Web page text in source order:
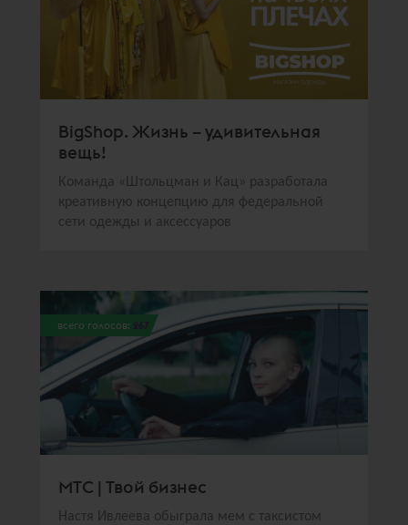
BigShop. Жизнь – удивительная
вещь!
Команда «Штольцман и Кац» разработала
креативную концепцию для федеральной
сети одежды и аксессуаров
всего голосов: 267
МТС | Твой бизнес
Настя Ивлеева обыграла мем с таксистом